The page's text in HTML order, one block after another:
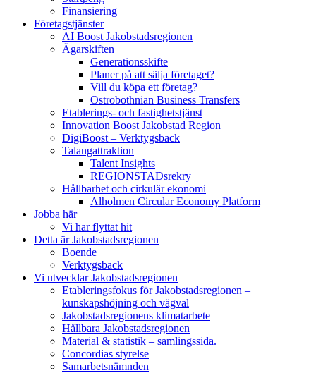
Finansiering
Företagstjänster
AI Boost Jakobstadsregionen
Ägarskiften
Generationsskifte
Planer på att sälja företaget?
Vill du köpa ett företag?
Ostrobothnian Business Transfers
Etablerings- och fastighetstjänst
Innovation Boost Jakobstad Region
DigiBoost – Verktygsback
Talangattraktion
Talent Insights
REGIONSTADsrekry
Hållbarhet och cirkulär ekonomi
Alholmen Circular Economy Platform
Jobba här
Vi har flyttat hit
Detta är Jakobstadsregionen
Boende
Verktygsback
Vi utvecklar Jakobstadsregionen
Etableringsfokus för Jakobstadsregionen –
kunskapshöjning och vägval
Jakobstadsregionens klimatarbete
Hållbara Jakobstadsregionen
Material & statistik – samlingssida.
Concordias styrelse
Samarbetsnämnden